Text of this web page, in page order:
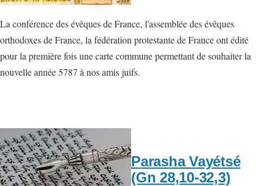
La conférence des évêques de France, l'assemblée des évêques
orthodoxes de France, la fédération protestante de France ont édité
pour la première fois une carte commune permettant de souhaiter la
nouvelle année 5787 à nos amis juifs.
Parasha Vayétsé
(Gn 28,10-32,3)